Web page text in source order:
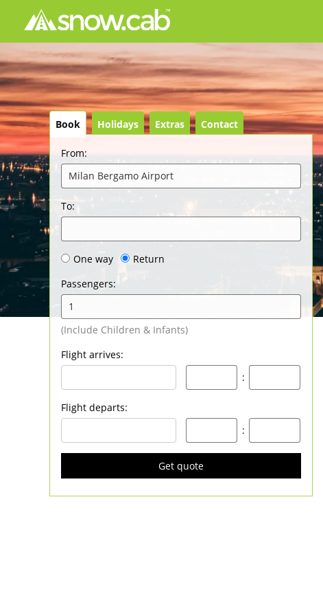
Book Holidays Extras Contact
From:
Milan Bergamo Airport
To:
One way
Return
Passengers:
1
Flight arrives:
:
Flight departs:
:
Get quote